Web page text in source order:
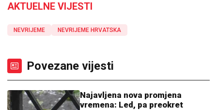
AKTUELNE VIJESTI
NEVRIJEME NEVRIJEME HRVATSKA
Povezane vijesti
Najavljena nova promjena
vremena: Led, pa preokret